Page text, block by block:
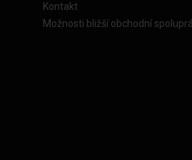
Kontakt
Možnosti bližší obchodní